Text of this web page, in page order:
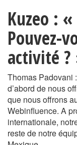
Kuzeo :
Pouvez-
activité ?
Thomas Padovani
d’abord de nous
que nous offrons
Webinfluence. A
internationale,
reste de notre